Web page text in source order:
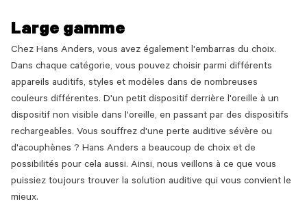
Large gamme
Chez Hans Anders, vous avez également l'embarras du choix.
Dans chaque catégorie, vous pouvez choisir parmi différents
appareils auditifs, styles et modèles dans de nombreuses
couleurs différentes. D'un petit dispositif derrière l'oreille à un
dispositif non visible dans l'oreille, en passant par des dispositifs
rechargeables. Vous souffrez d'une perte auditive sévère ou
d'acouphènes ? Hans Anders a beaucoup de choix et de
possibilités pour cela aussi. Ainsi, nous veillons à ce que vous
puissiez toujours trouver la solution auditive qui vous convient le
mieux.